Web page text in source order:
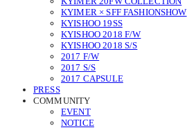
KYIMER × SFF FASHIONSHOW
KYISHOO 19SS
KYISHOO 2018 F/W
KYISHOO 2018 S/S
2017 F/W
2017 S/S
2017 CAPSULE
PRESS
COMMUNITY
EVENT
NOTICE